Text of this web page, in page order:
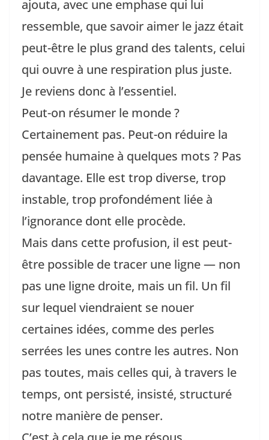
ajouta, avec une emphase qui lui
ressemble, que savoir aimer le jazz était
peut-être le plus grand des talents, celui
qui ouvre à une respiration plus juste.
Je reviens donc à l’essentiel.
Peut-on résumer le monde ?
Certainement pas. Peut-on réduire la
pensée humaine à quelques mots ? Pas
davantage. Elle est trop diverse, trop
instable, trop profondément liée à
l’ignorance dont elle procède.
Mais dans cette profusion, il est peut-
être possible de tracer une ligne — non
pas une ligne droite, mais un fil. Un fil
sur lequel viendraient se nouer
certaines idées, comme des perles
serrées les unes contre les autres. Non
pas toutes, mais celles qui, à travers le
temps, ont persisté, insisté, structuré
notre manière de penser.